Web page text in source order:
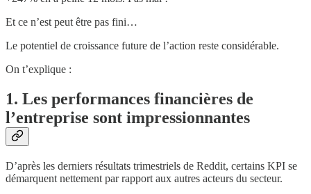
Et ce n’est peut être pas fini…
Le potentiel de croissance future de l’action reste considérable.
On t’explique :
1. Les performances financières de
l’entreprise sont impressionnantes
D’après les derniers résultats trimestriels de Reddit, certains KPI se
démarquent nettement par rapport aux autres acteurs du secteur.